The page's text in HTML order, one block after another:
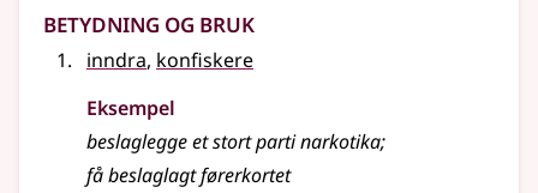
Betydning og bruk
inndra, konfiskere
Eksempel
beslagleggeet stort parti narkotika;
få beslaglagt førerkortet